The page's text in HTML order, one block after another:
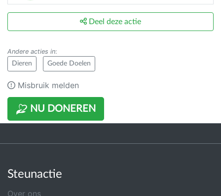
NU DONEREN
Deel deze actie
Andere acties in:
Dieren Goede Doelen
Misbruik melden
Steunactie
Over ons